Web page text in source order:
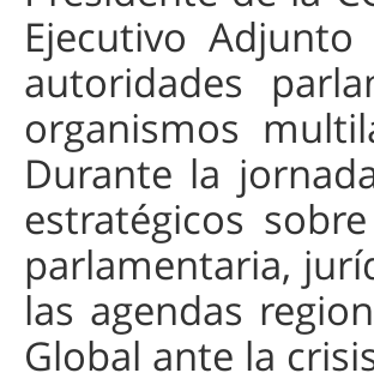
Ejecutivo
autoridades
organismos
Durante la
estratégicos
parlamentaria,
las agendas
Global ante la